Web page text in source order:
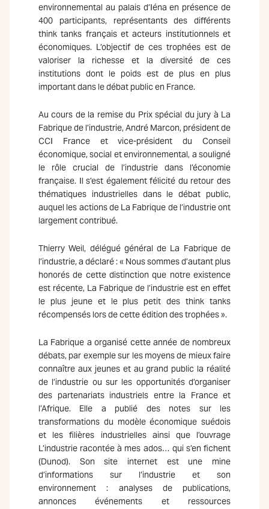
environnemental au palais d’Iéna en présence de
400 participants, représentants des différents
think tanks français et acteurs institutionnels et
économiques. L’objectif de ces trophées est de
valoriser la richesse et la diversité de ces
institutions dont le poids est de plus en plus
important dans le débat public en France.
Au cours de la remise du Prix spécial du jury à La
Fabrique de l’industrie, André Marcon, président de
CCI France et vice-président du Conseil
économique, social et environnemental, a souligné
le rôle crucial de l’industrie dans l’économie
française. Il s’est également félicité du retour des
thématiques industrielles dans le débat public,
auquel les actions de La Fabrique de l’industrie ont
largement contribué.
Thierry Weil, délégué général de La Fabrique de
l’industrie, a déclaré : « Nous sommes d’autant plus
honorés de cette distinction que notre existence
est récente, La Fabrique de l’industrie est en effet
le plus jeune et le plus petit des think tanks
récompensés lors de cette édition des trophées ».
La Fabrique a organisé cette année de nombreux
débats, par exemple sur les moyens de mieux faire
connaître aux jeunes et au grand public la réalité
de l’industrie ou sur les opportunités d’organiser
des partenariats industriels entre la France et
l’Afrique. Elle a publié des notes sur les
transformations du modèle économique suédois
et les filières industrielles ainsi que l’ouvrage
L’industrie racontée à mes ados… qui s’en fichent
(Dunod). Son site internet est une mine
d’informations sur l’industrie et son
environnement : analyses de publications,
annonces événements et ressources